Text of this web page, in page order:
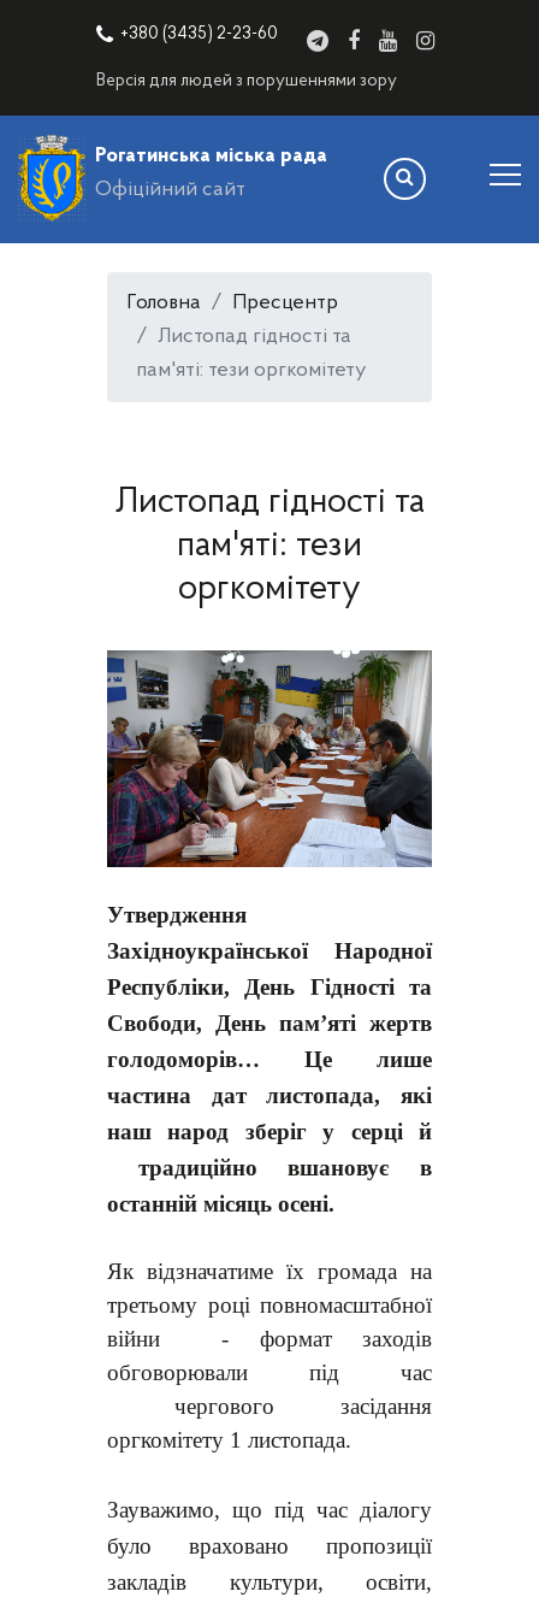
+380 (3435) 2-23-60
Версія для людей з порушеннями зору
Рогатинська міська рада
Офіційний сайт
Головна
Пресцентр
Листопад гідності та
пам'яті: тези оргкомітету
Листопад гідності та
пам'яті: тези
оргкомітету
Утвердження
Західноукраїнської Народної
Республіки, День Гідності та
Свободи, День пам’яті жертв
голодоморів… Це лише
частина
датлистопада, які
наш народ зберіг у серці й
традиційно вшановує в
останній місяць осені.
Як відзначатиме їх громада на
третьому році повномасштабної
війни - формат заходів
обговорювали під час
чергового засідання
оргкомітету 1 листопада.
Зауважимо, що під час діалогу
було враховано пропозиції
закладів культури, освіти,